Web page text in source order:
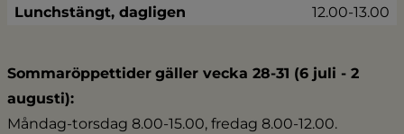
Lunchstängt, dagligen
12.00-13.00
Sommaröppettider gäller vecka 28-31 (6 juli - 2
augusti):
Måndag-torsdag 8.00-15.00, fredag 8.00-12.00.